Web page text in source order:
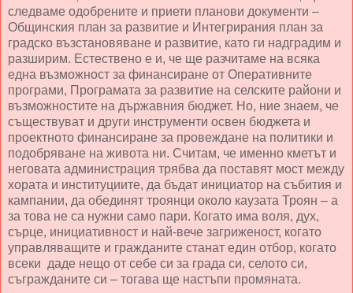
следваме одобрените и приети планови документи –
Общинския план за развитие и Интегрирания план за
градско възстановяване и развитие, като ги надградим и
разширим. Естествено е и, че ще разчитаме на всяка
една възможност за финансиране от Оперативните
програми, Програмата за развитие на селските райони и
възможностите на държавния бюджет. Но, ние знаем, че
съществуват и други инструменти освен бюджета и
проектното финансиране за провеждане на политики и
подобряване на живота ни. Считам, че именно кметът и
неговата администрация трябва да поставят мост между
хората и институциите, да бъдат инициатор на събития и
кампании, да обединят троянци около каузата Троян – а
за това не са нужни само пари. Когато има воля, дух,
сърце, инициативност и най-вече загриженост, когато
управляващите и гражданите станат един отбор, когато
всеки даде нещо от себе си за града си, селото си,
съгражданите си – тогава ще настъпи промяната.